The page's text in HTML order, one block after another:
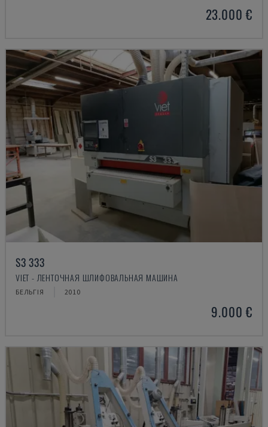
23.000 €
S3 333
VIET - ЛЕНТОЧНАЯ ШЛИФОВАЛЬНАЯ МАШИНА
БЕЛЬГІЯ 2010
9.000 €